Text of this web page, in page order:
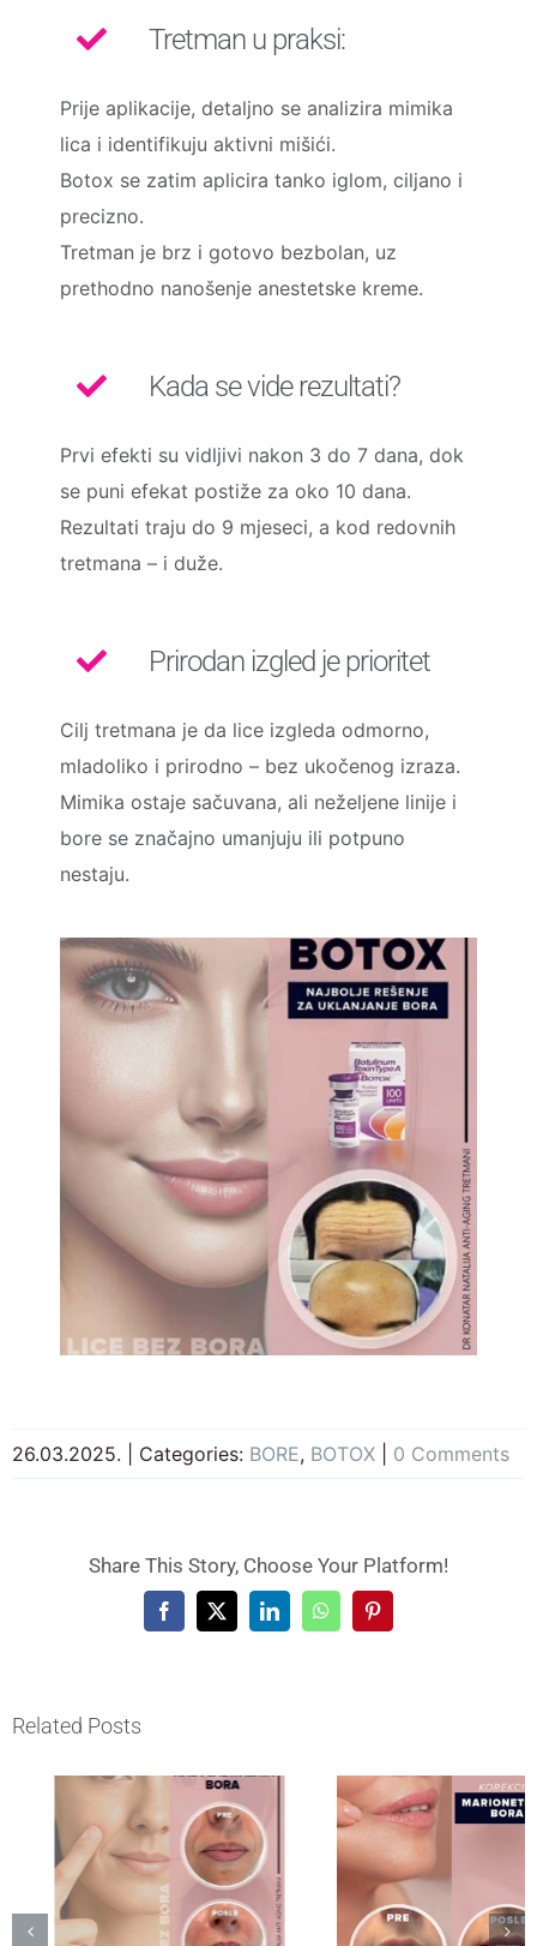
Tretman u praksi:
Prije aplikacije, detaljno se analizira mimika
lica i identifikuju aktivni mišići.
Botox se zatim aplicira tanko iglom, ciljano i
precizno.
Tretman je brz i gotovo bezbolan, uz
prethodno nanošenje anestetske kreme.
Kada se vide rezultati?
Prvi efekti su vidljivi nakon 3 do 7 dana, dok
se puni efekat postiže za oko 10 dana.
Rezultati traju do 9 mjeseci, a kod redovnih
tretmana – i duže.
Prirodan izgled je prioritet
Cilj tretmana je da lice izgleda odmorno,
mladoliko i prirodno – bez ukočenog izraza.
Mimika ostaje sačuvana, ali neželjene linije i
bore se značajno umanjuju ili potpuno
nestaju.
26.03.2025. Categories: BORE, BOTOX 0 Comments
Share This Story, Choose Your Platform!
Facebook
X LinkedInWhatsAppPinterest
Related Posts